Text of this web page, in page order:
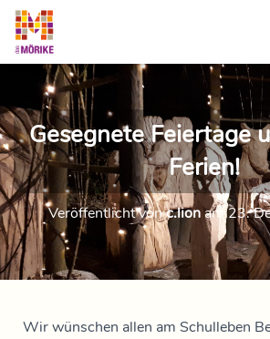
Gesegnete Feiertage
Ferien!
Veröffentlicht vonc.lionam23.
Wir wünschen allen am Schulleben